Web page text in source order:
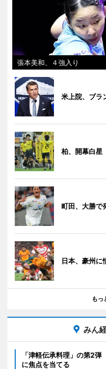
張本美和、４強入り
米上院、ブラ
柏、開幕白
町田、大勝
日本、豪州
もっ
みん
「津軽伝承料理」の第2
に焦点を当てる